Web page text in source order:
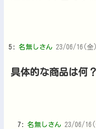
5: 名無しさん 23/06/16(金
具体的な商品は何？
7: 名無しさん 23/06/